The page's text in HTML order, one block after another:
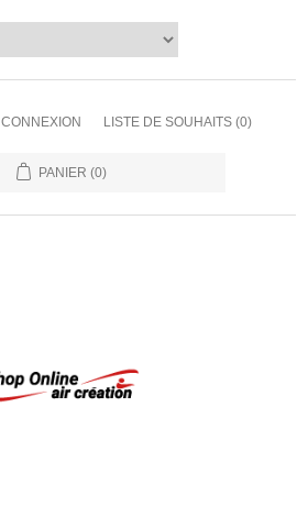
CONNEXION LISTE DE SOUHAITS (0)
PANIER (0)